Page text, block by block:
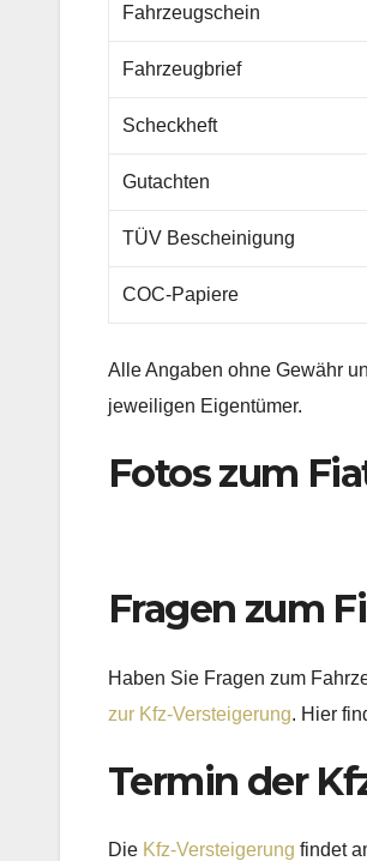
Fahrzeugschein
Fahrzeugbrief
Scheckheft
Gutachten
TÜV Bescheinigung
COC-Papiere
Alle Angaben ohne Gewähr
jeweiligen Eigentümer.
Fotos zum
Fragen zum
Haben Sie Fragen zum
zur Kfz-Versteigerung. Hier
Termin der
Die Kfz-Versteigerung findet